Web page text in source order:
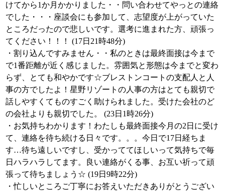
けてから1か月かかりました・・問い合わせてやっとの連絡
でした・・・座談会にも参加して、志望度が上がっていた
ところだったので悲しいです。選考に進まれた方、頑張っ
てください！！！ (17日21時48分)
・割り込んですみません・・私のときは最終面接は今まで
で1番距離が近く感じました。雰囲気と形態は今までと変わ
らず、とても和やかです☆ブレストンコートの支配人と人
事の方でしたよ！星野リゾートの人事の方はとても親切で
話しやすくてものすごく助けられました。受けた会社のど
の会社よりも親切でした。 (23日1時26分)
・お気持ちわかります！わたしも最終面接今月の2日に受け
て、連絡を待ち続ける日々です。。。今日で17日経ちま
す…待ち遠しいですし、受かっててほしいって気持ちで毎
日ハラハラしてます。良い連絡がくる事、お互い祈って頑
張って待ちましょう☆ (19日9時22分)
・忙しいところご丁寧にお答えいただきありがとうござい